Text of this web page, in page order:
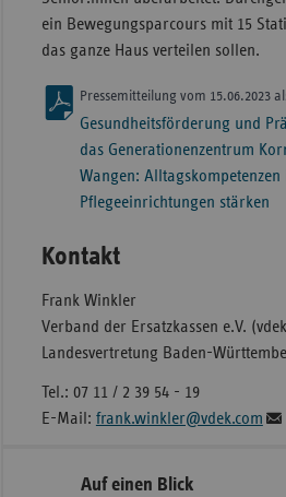
ein Bewegungsparcours mit 15
das ganze Haus verteilen sollen.
Pressemitteilung vom 15.06.2023
Gesundheitsförderung und
das Generationenzentrum
Wangen:
Pflegeeinrichtungen stärken
Kontakt
Frank Winkler
Verband der Ersatzkassen e.V.
Landesvertretung Baden-
Tel.: 07 11 / 2 39 54 - 19
E-Mail: frank.winkler@vdek.com
Seitennavigation
SeitenleisteAuf einen Blick